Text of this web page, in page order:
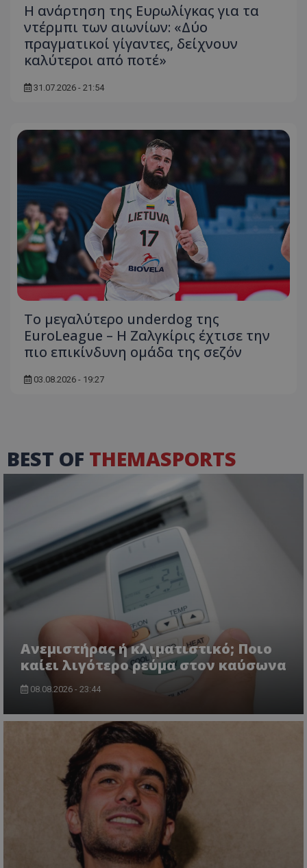
Η ανάρτηση της Ευρωλίγκας για τα
ντέρμπι των αιωνίων: «Δύο
πραγματικοί γίγαντες, δείχνουν
καλύτεροι από ποτέ»
31.07.2026 - 21:54
Το μεγαλύτερο underdog της
EuroLeague – Η Ζαλγκίρις έχτισε την
πιο επικίνδυνη ομάδα της σεζόν
03.08.2026 - 19:27
BEST OF THEMASPORTS
Ανεμιστήρας ή κλιματιστικό; Ποιο
καίει λιγότερο ρεύμα στον καύσωνα
08.08.2026 - 23:44